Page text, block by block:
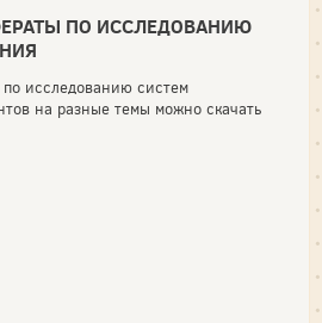
ПО ИССЛЕДОВАНИЮ
исследованию систем
на разные темы можно скачать